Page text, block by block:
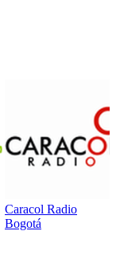
Caracol Radio
Bogotá